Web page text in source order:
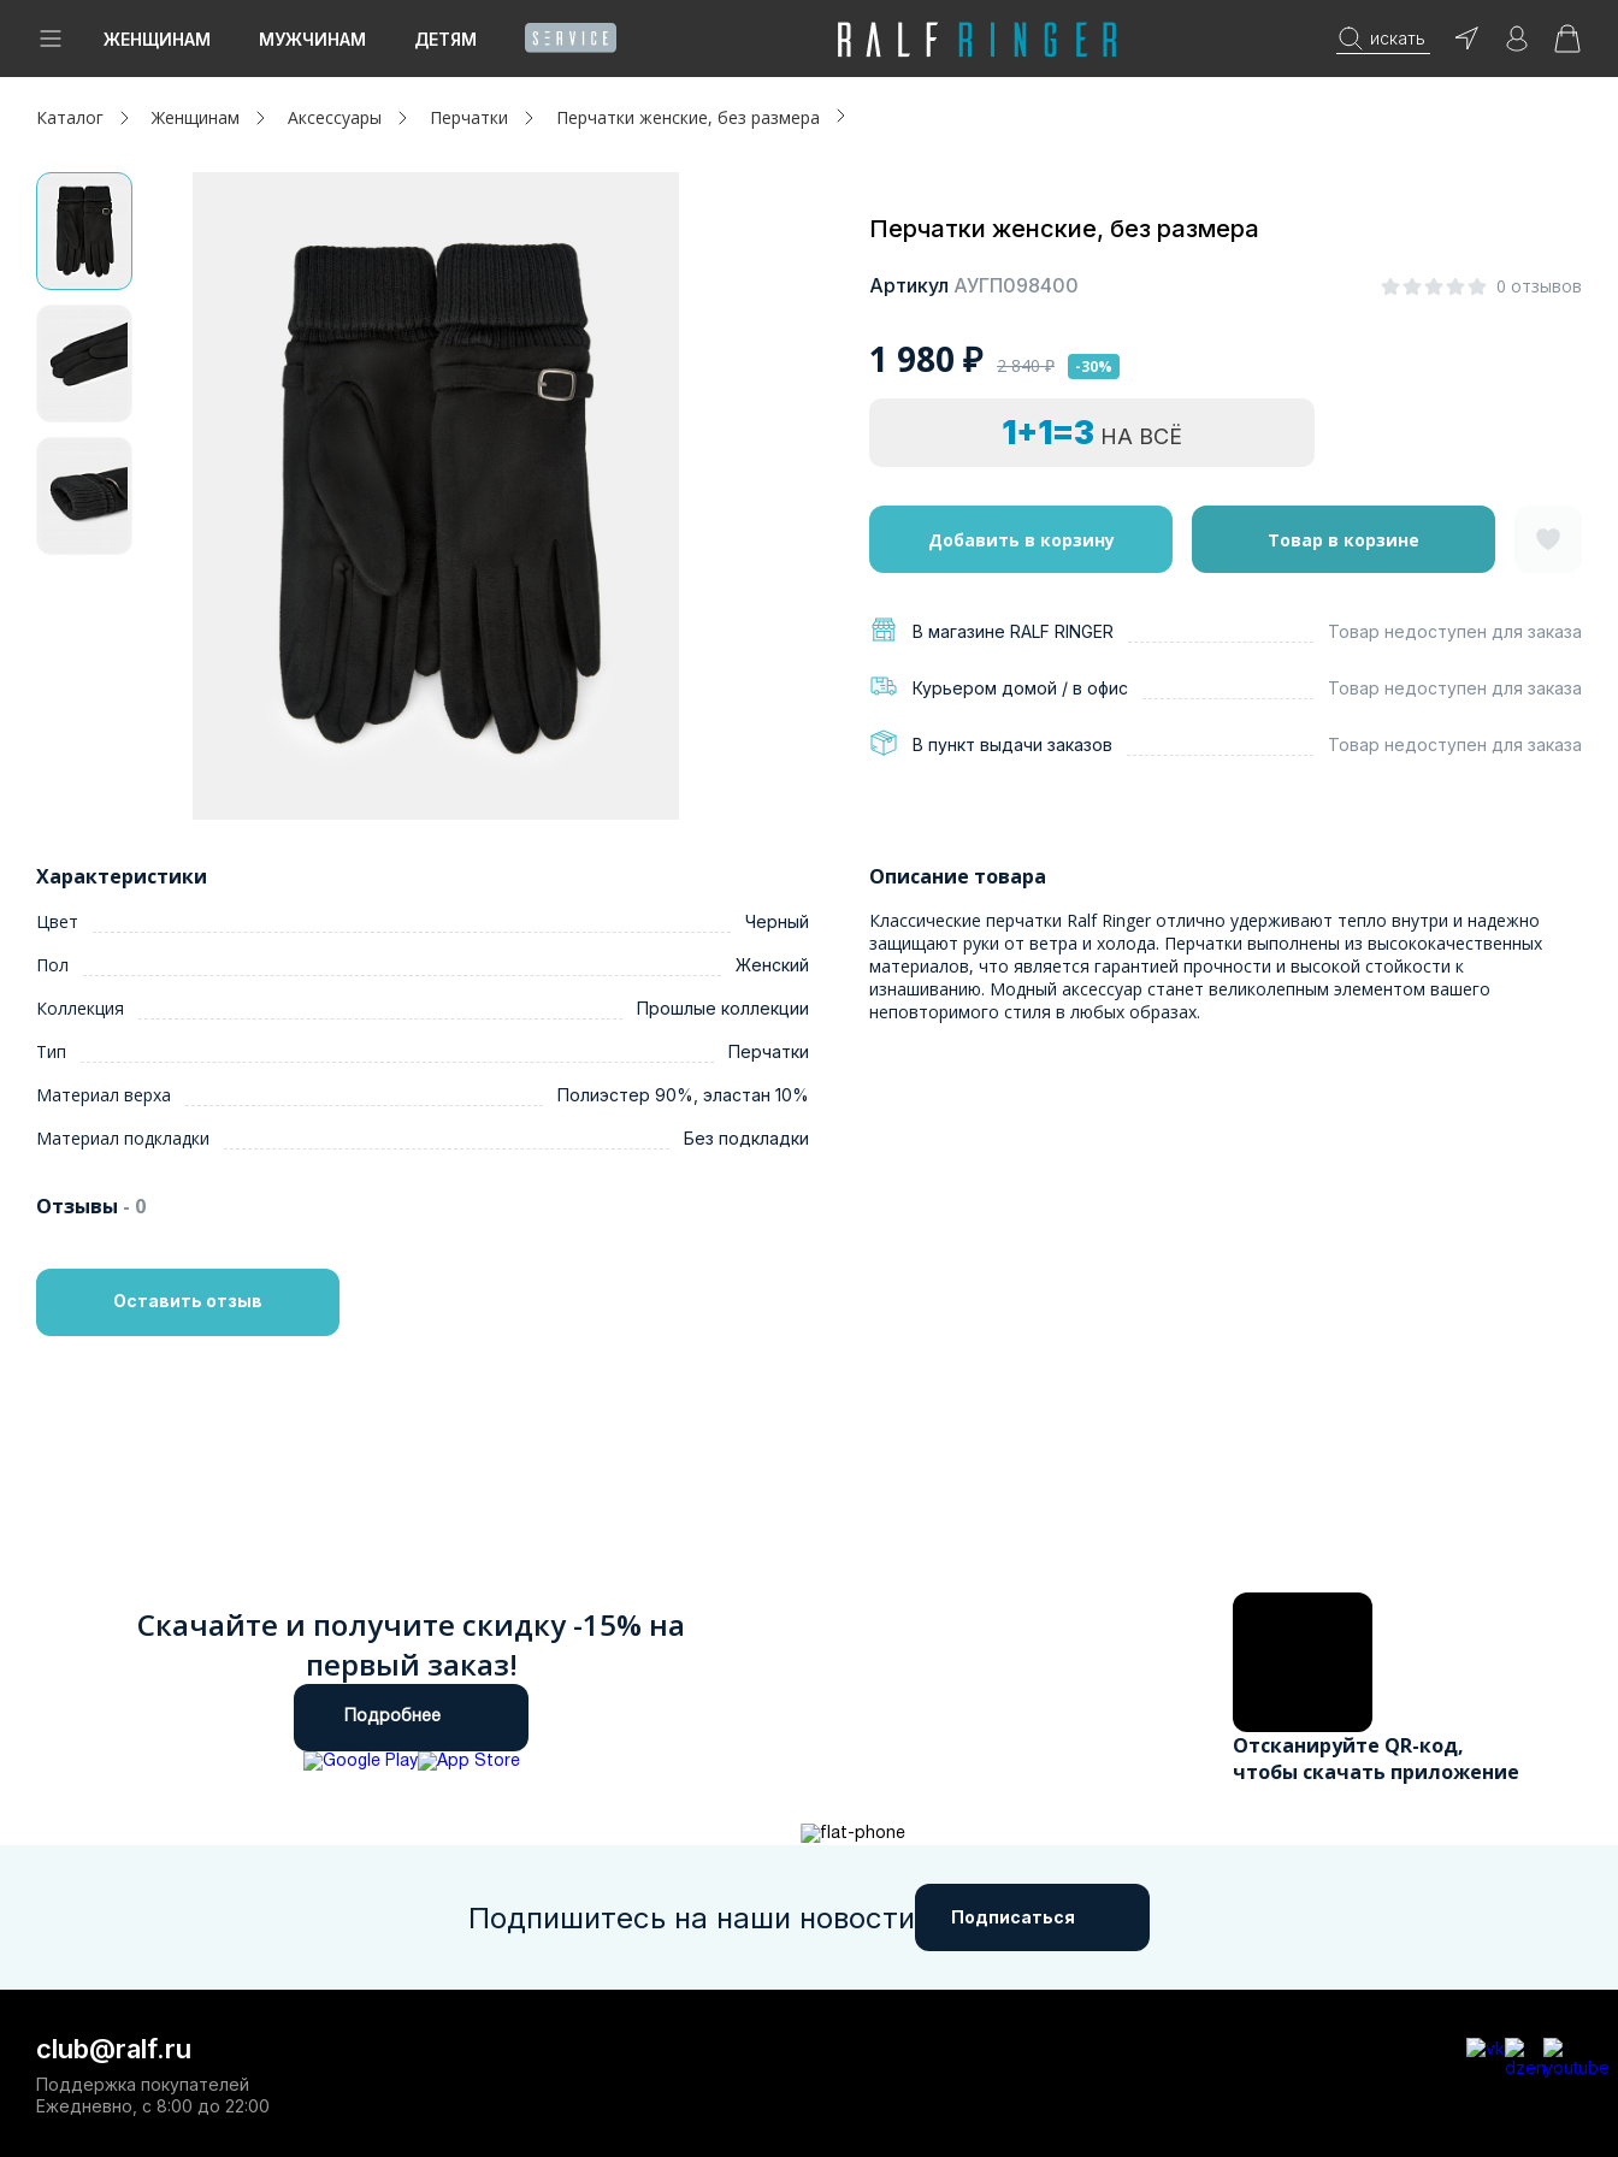
ЖЕНЩИНАМ МУЖЧИНАМ ДЕТЯМ искать
Новинки
Женщинам
Мужчинам
Капсула
Акции / Новости
Каталог Женщинам Аксессуары Перчатки Перчатки женские, без размера
Перчатки женские, без размера
Артикул АУГП098400 0 отзывов
1 980 ₽ 2 840₽ -30%
1+1=3 НА ВСЁ
Добавить в корзину Товар в корзине
В магазине RALF RINGER Товар недоступен для заказа
Курьером домой / в офис Товар недоступен для заказа
В пункт выдачи заказов Товар недоступен для заказа
Характеристики
Цвет Черный
Пол Женский
Коллекция Прошлые коллекции
Тип Перчатки
Материал верха Полиэстер 90%, эластан 10%
Материал подкладки Без подкладки
Описание товара
Классические перчатки Ralf Ringer отлично удерживают тепло внутри и надежно
защищают руки от ветра и холода. Перчатки выполнены из высококачественных
материалов, что является гарантией прочности и высокой стойкости к
изнашиванию. Модный аксессуар станет великолепным элементом вашего
неповторимого стиля в любых образах.
Отзывы - 0
Оставить отзыв
Скачайте и получите скидку -15% на
первый заказ!
Подробнее
Отсканируйте QR-код,
чтобы скачать приложение
Подпишитесь на наши новости Подписаться
club@ralf.ru
Поддержка покупателей
Ежедневно, с 8:00 до 22:00